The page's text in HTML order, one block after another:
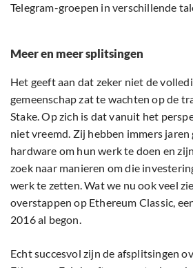
Telegram-groepen in verschillende
Meer en meer splitsingen
Het geeft aan dat zeker niet de
gemeenschap zat te wachten op de
Stake. Op zich is dat vanuit het
niet vreemd. Zij hebben immers
hardware om hun werk te doen en
zoek naar manieren om die
werk te zetten. Wat we nu ook veel
overstappen op Ethereum Classic,
2016 al begon.
Echt succesvol zijn de afsplitsingen